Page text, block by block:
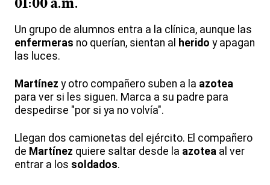
01:00 a.m.
Un grupo de alumnos entra a la clínica, aunque las
enfermeras no querían, sientan al herido y apagan
las luces.
Martínez y otro compañero suben a la azotea
para ver si les siguen. Marca a su padre para
despedirse "por si ya no volvía".
Llegan dos camionetas del ejército. El compañero
de Martínez quiere saltar desde la azotea al ver
entrar a los soldados.